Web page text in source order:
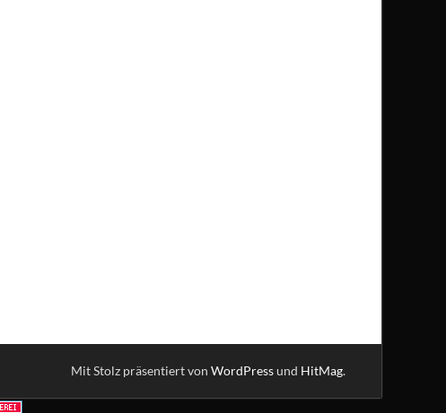
Mit Stolz präsentiert von WordPressund HitMag.